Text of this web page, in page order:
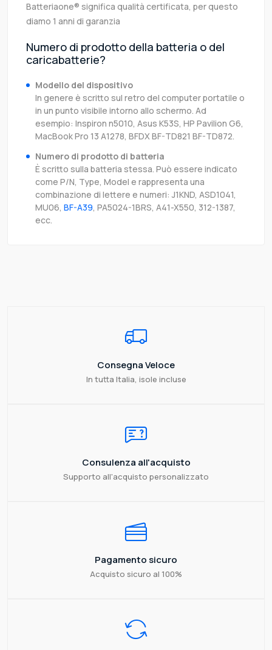
Batteriaone® significa qualità certificata, per questo
diamo 1 anni di garanzia
Numero di prodotto della batteria o del
caricabatterie?
Modello del dispositivo
In genere è scritto sul retro del computer portatile o
in un punto visibile intorno allo schermo. Ad
esempio: Inspiron n5010, Asus K53S, HP Pavilion G6,
MacBook Pro 13 A1278, BFDX BF-TD821 BF-TD872.
Numero di prodotto di batteria
È scritto sulla batteria stessa. Può essere indicato
come P/N, Type, Model e rappresenta una
combinazione di lettere e numeri: J1KND, ASD1041,
MU06, BF-A39, PA5024-1BRS, A41-X550, 312-1387,
ecc.
Consegna Veloce
In tutta Italia, isole incluse
Consulenza all'acquisto
Supporto all'acquisto personalizzato
Pagamento sicuro
Acquisto sicuro al 100%